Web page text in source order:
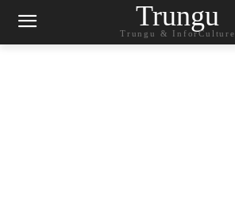
Trungu
Trungu & InforCulture